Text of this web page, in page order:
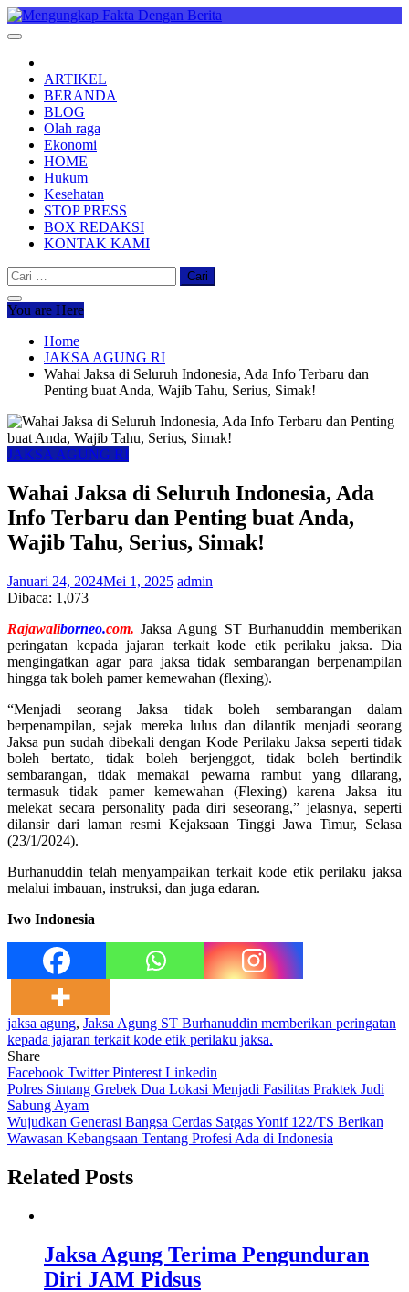
Skip
to
ARTIKEL
BERANDA
BLOG
Olah raga
Ekonomi
HOME
Hukum
Kesehatan
STOP PRESS
BOX REDAKSI
KONTAK KAMI
Cari
untuk:
You are Here
Home
JAKSA AGUNG RI
Wahai Jaksa di Seluruh Indonesia, Ada Info Terbaru dan
Penting buat Anda, Wajib Tahu, Serius, Simak!
JAKSA AGUNG RI
Wahai Jaksa di Seluruh Indonesia, Ada
Info Terbaru dan Penting buat Anda,
Wajib Tahu, Serius, Simak!
Januari 24, 2024Mei 1, 2025 admin
Dibaca: 1,073
Rajawaliborneo.com.Jaksa Agung ST Burhanuddin memberikan
peringatan kepada jajaran terkait kode etik perilaku jaksa. Dia
mengingatkan agar para jaksa tidak sembarangan berpenampilan
hingga tak boleh pamer kemewahan (flexing).
“Menjadi seorang Jaksa tidak boleh sembarangan dalam
berpenampilan, sejak mereka lulus dan dilantik menjadi seorang
Jaksa pun sudah dibekali dengan Kode Perilaku Jaksa seperti tidak
boleh bertato, tidak boleh berjenggot, tidak boleh bertindik
sembarangan, tidak memakai pewarna rambut yang dilarang,
termasuk tidak pamer kemewahan (Flexing) karena Jaksa itu
melekat secara personality pada diri seseorang,” jelasnya, seperti
dilansir dari laman resmi Kejaksaan Tinggi Jawa Timur, Selasa
(23/1/2024).
Burhanuddin telah menyampaikan terkait kode etik perilaku jaksa
melalui imbauan, instruksi, dan juga edaran.
Iwo Indonesia
jaksa agung, Jaksa Agung ST Burhanuddin memberikan peringatan
kepada jajaran terkait kode etik perilaku jaksa.
Share
Facebook TwitterPinterest Linkedin
Navigasi
pos
Polres Sintang Grebek Dua Lokasi Menjadi Fasilitas Praktek Judi
Sabung Ayam
Wujudkan Generasi Bangsa Cerdas Satgas Yonif 122/TS Berikan
Wawasan Kebangsaan Tentang Profesi Ada di Indonesia
Related Posts
Jaksa Agung Terima Pengunduran
Diri JAM Pidsus